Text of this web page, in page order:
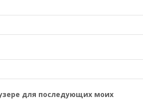
для последующих моих